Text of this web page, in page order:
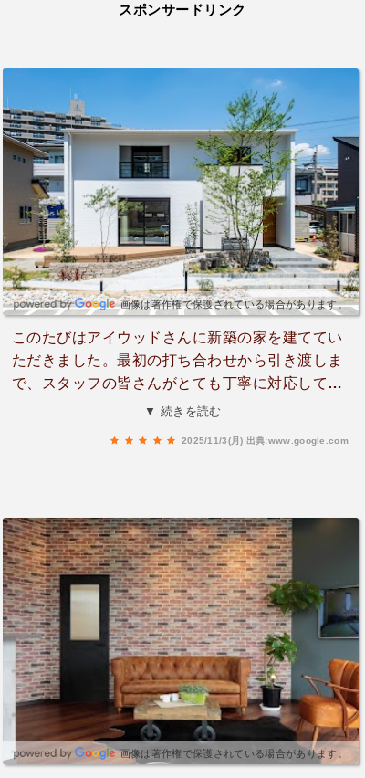
スポンサードリンク
画像は著作権で保護されている場合があります。
このたびはアイウッドさんに新築の家を建ててい
ただきました。最初の打ち合わせから引き渡しま
で、スタッフの皆さんがとても丁寧に対応してく
ださり安心して家づくりを進めることができまし
工してくださったおかげで仕上がりにもとても満
足しています。実際に住み始めてからも快適で家
族みんなが新しい家をとても気に入っています。
アイウッドさんにお願いして本当に良かったと思
っています。ありがとうございました。
▼ 続きを読む
2025/11/3(月) 出典:www.google.com
画像は著作権で保護されている場合があります。